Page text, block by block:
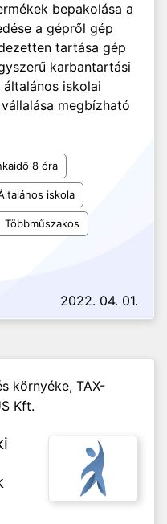
bepakolása a
a gépről gép
tartása gép
karbantartási
iskolai
megbízható
8 óra
iskola
Többműszakos
2022. 04. 01.
környéke, TAX-
Kft.